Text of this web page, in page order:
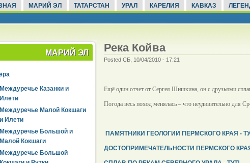
МАРИЙ ЭЛ ТАТАРСТАН УРАЛ КАРЕЛИЯ КАВКАЗ
МАРИЙ ЭЛ
Междуречье Казанки и
Илети
Междуречье Малой Кокшаги
и Илети
Междуречье Большой и
Малой Кокшаги
Междуречье Большой
Река Койва
Posted СБ, 10/04/2010 - 17:21
Ещё один отчет от Сергея Шишкина, он с друзьями
Погода весь поход менялась – что неудивительно для
ПАМЯТНИКИ ГЕОЛОГИИ ПЕРМСКОГО КРАЯ -
ДОСТОПРИМЕЧАТЕЛЬНОСТИ ПЕРМСКОГО